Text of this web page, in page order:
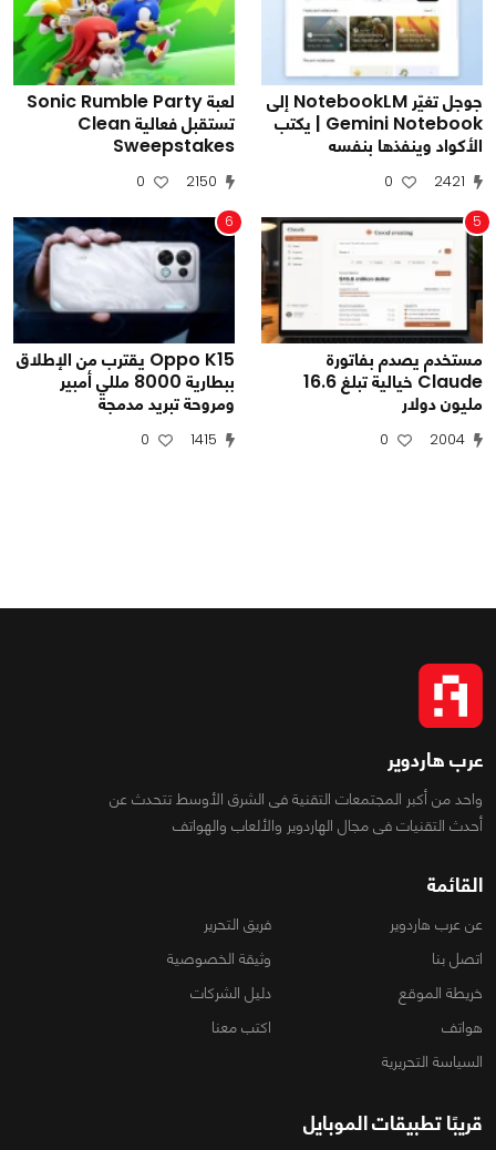
جوجل تغيّر NotebookLM إلى
Gemini Notebook | يكتب
الأكواد وينفذها بنفسه
2421
0
لعبة Sonic Rumble Party
تستقبل فعالية Clean
Sweepstakes
2150
0
5
مستخدم يصدم بفاتورة
Claude خيالية تبلغ 16.6
مليون دولار
2004
0
6
Oppo K15 يقترب من الإطلاق
ببطارية 8000 مللي أمبير
ومروحة تبريد مدمجة
1415
0
عرب هاردوير
واحد من أكبر المجتمعات التقنية فى الشرق الأوسط تتحدث عن
أحدث التقنيات فى مجال الهاردوير والألعاب والهواتف
القائمة
عن عرب هاردوير
فريق التحرير
اتصل بنا
وثيقة الخصوصية
خريطة الموقع
دليل الشركات
هواتف
اكتب معنا
السياسة التحريرية
قريبًا تطبيقات الموبايل